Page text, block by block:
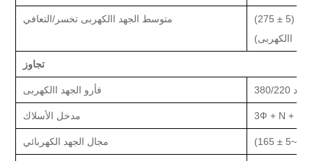
متوسط الجهد االكهربى تخسر /التعافي (275 ± 5)
االكهربى)
تجاوز
فأر و الجهد االكهربى متردد
مدخل الأسلاك
مجال الجهد الكهربائي (165 ± 5~